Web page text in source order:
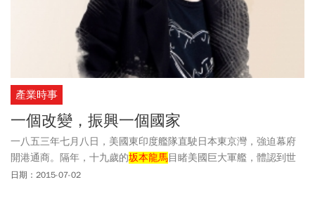
產業時事
一個改變，振興一個國家
一八五三年七月八日，美國東印度艦隊直駛日本東京灣，強迫幕府
開港通商。隔年，十九歲的坂本龍馬目睹美國巨大軍艦，體認到世
界之大，後來他力推維新，這一變，也順勢翻轉了日本的命運。
日期：2015-07-02